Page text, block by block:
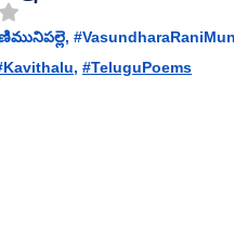
NaN out of 5 stars.
,
, #TeluguPoems